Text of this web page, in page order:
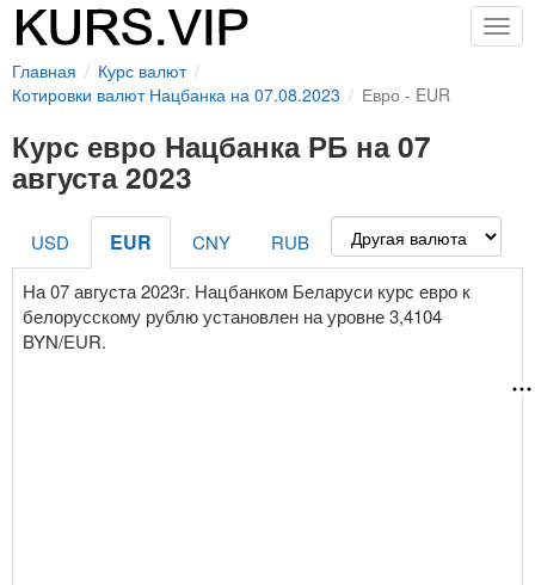
Главная
Курс валют
Котировки валют Нацбанка на 07.08.2023
Евро - EUR
Курс евро Нацбанка РБ на 07
августа 2023
USD EUR CNY
RUB
На 07 августа 2023г. Нацбанком Беларуси курс евро к
белорусскому рублю установлен на уровне 3,4104
BYN/EUR.